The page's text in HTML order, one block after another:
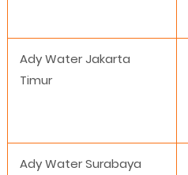
Ady Water Jakarta
Timur
Ady Water Surabaya